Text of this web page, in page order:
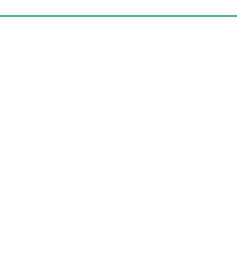
2 специализированные
Армированный ПВХ шланг
При